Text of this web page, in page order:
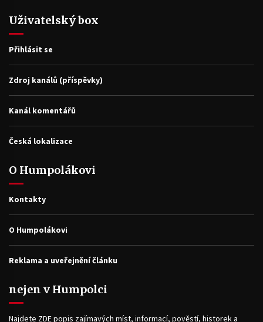
Uživatelský box
Přihlásit se
Zdroj kanálů (příspěvky)
Kanál komentářů
Česká lokalizace
O Humpolákovi
Kontakty
O Humpolákovi
Reklama a uveřejnění článku
nejen v Humpolci
Najdete ZDE popis zajímavých míst, informací, pověstí, historek a